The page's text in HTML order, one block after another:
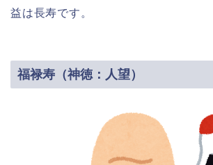
益は長寿です。
福禄寿（神徳：人望）